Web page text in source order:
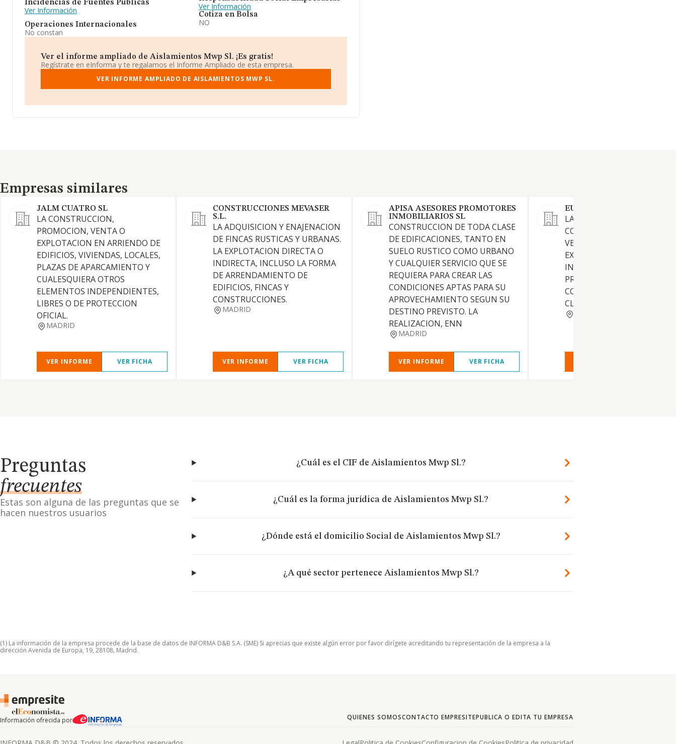
Incidencias de Fuentes Públicas
Ver Información
Operaciones Internacionales
No constan
Ver Información
Cotiza en Bolsa
NO
Ver el informe ampliado de Aislamientos Mwp Sl. ¡Es gratis!
Regístrate en eInforma y te regalamos el Informe Ampliado de esta empresa.
VER INFORME AMPLIADO DE AISLAMIENTOS MWP SL.
Empresas similares
Empresas similares
JALM CUATRO SL
LA CONSTRUCCION,
PROMOCION, VENTA O
EXPLOTACION EN ARRIENDO DE
EDIFICIOS, VIVIENDAS, LOCALES,
PLAZAS DE APARCAMIENTO Y
CUALESQUIERA OTROS
ELEMENTOS INDEPENDIENTES,
LIBRES O DE PROTECCION
OFICIAL.
MADRID
VER INFORME VER FICHA
CONSTRUCCIONES MEVASER
S.L.
LA ADQUISICION Y ENAJENACION
DE FINCAS RUSTICAS Y URBANAS.
LA EXPLOTACION DIRECTA O
INDIRECTA, INCLUSO LA FORMA
DE ARRENDAMIENTO DE
EDIFICIOS, FINCAS Y
CONSTRUCCIONES.
MADRID
VER INFORME VER FICHA
APISA ASESORES PROMOTORES
INMOBILIARIOS SL
CONSTRUCCION DE TODA CLASE
DE EDIFICACIONES, TANTO EN
SUELO RUSTICO COMO URBANO
Y CUALQUIER SERVICIO QUE SE
REQUIERA PARA CREAR LAS
CONDICIONES APTAS PARA SU
APROVECHAMIENTO SEGUN SU
DESTINO PREVISTO. LA
REALIZACION, ENN
MADRID
VER INFORME VER FICHA
EUROSESEÑA SL
LA PROMOCION,
CONSTRUCCION, COMPRA,
VENTA, ARRENDAMIENTO Y
EXPLOTACION DE TODA
INMUEBLES, LA
PROYECTOS DE OBRAS Y
CONSTRUCCIONES DE TODA
CLASE
Preguntas
frecuentes
Estas son alguna de las preguntas que se
hacen nuestros usuarios
¿Cuál es el CIF de Aislamientos Mwp Sl.?
¿Cuál es la forma jurídica de Aislamientos Mwp Sl.?
¿Dónde está el domicilio Social de Aislamientos Mwp Sl.?
¿A qué sector pertenece Aislamientos Mwp Sl.?
(1) La información de la empresa procede de la base de datos de INFORMA D&B S.A. (SME) Si aprecias que existe algún error por favor dirígete acreditando tu representación de la empresa a la
dirección Avenida de Europa, 19, 28108, Madrid.
Información ofrecida por QUIENES SOMOSCONTACTO EMPRESITEPUBLICA O EDITA TU EMPRESA